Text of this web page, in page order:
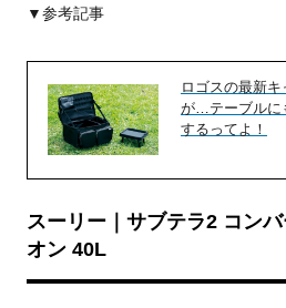
▼参考記事
ロゴスの最新
が…テーブルに
するってよ！
スーリー｜サブテラ2 コン
オン 40L